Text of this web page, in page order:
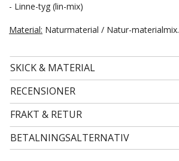
- Linne-tyg (lin-mix)
Material: Naturmaterial / Natur-materialmix.
SKICK & MATERIAL
RECENSIONER
FRAKT & RETUR
BETALNINGSALTERNATIV